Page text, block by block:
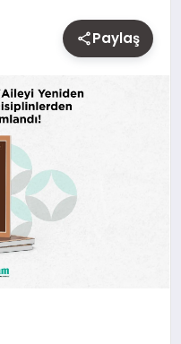
Paylaş